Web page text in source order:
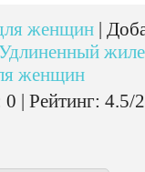
женщин |
женщин
0 | Рейтинг: 4.5/2